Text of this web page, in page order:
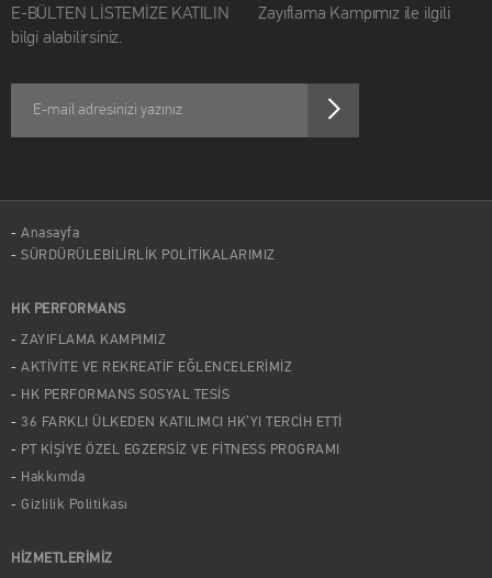
E-BÜLTEN LİSTEMİZE KATILIN Zayıflama Kampımız ile ilgili
bilgi alabilirsiniz.
Anasayfa
SÜRDÜRÜLEBİLİRLİK POLİTİKALARIMIZ
HK PERFORMANS
ZAYIFLAMA KAMPIMIZ
AKTİVİTE VE REKREATİF EĞLENCELERİMİZ
HK PERFORMANS SOSYAL TESİS
36 FARKLI ÜLKEDEN KATILIMCI HK’YI TERCİH ETTİ
PT KİŞİYE ÖZEL EGZERSİZ VE FİTNESS PROGRAMI
Hakkımda
Gizlilik Politikası
HİZMETLERİMİZ